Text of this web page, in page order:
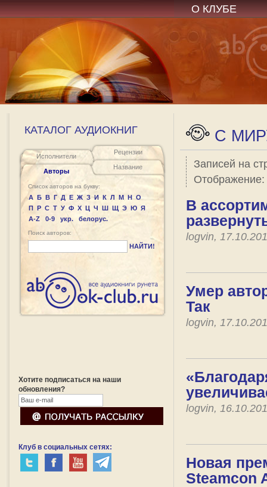
О КЛУБЕ
КАТАЛОГ АУДИОКНИГ
Исполнители
Авторы
Рецензии
Название
Список авторов на букву:
А Б В Г Д Е Ж З И К Л М Н О
П Р С Т У Ф Х Ц Ч Ш Щ Э Ю Я
A-Z
0-9 укр. белорус.
Поиск авторов:
НАЙТИ!
Хотите подписаться на наши
обновления?
Клуб в социальных сетях:
C
Записей на
Отображение:
В
logvin,
Умер
Так
logvin,
logvin,
Новая
Steamcon